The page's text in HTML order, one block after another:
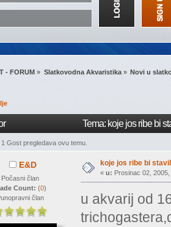
- FORUM » Slatkovodna Akvaristika» Novi u
Tema: koje jos ribe bi
Gost pregledava ovu temu.
E&D
Počasni član
Count: (0)
član
koje jos ribe bi
« u: Prosinac 02,
u akvarij od